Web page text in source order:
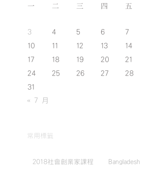
一 二 三 四 五
3
4 5 6 7
10
11 12 13 14
17
18 19 20 21
24
25 26 27 28
31
« 7 月
常用標籤
2018社會創業家課程 Bangladesh